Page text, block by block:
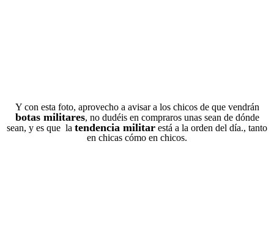
Y con esta foto, aprovecho a avisar a los chicos de que vendrán
botas militares, no dudéis en compraros unas sean de dónde
sean, y es que la tendencia militar está a la orden del día., tanto
en chicas cómo en chicos.